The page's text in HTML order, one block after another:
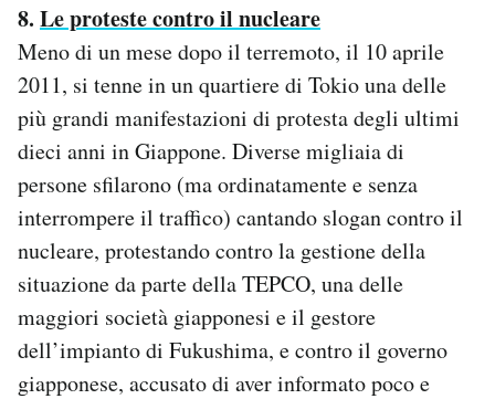
8. Le proteste contro il nucleare
Meno di un mese dopo il terremoto, il 10 aprile
2011, si tenne in un quartiere di Tokio una delle
più grandi manifestazioni di protesta degli ultimi
dieci anni in Giappone. Diverse migliaia di
persone sfilarono (ma ordinatamente e senza
interrompere il traffico) cantando slogan contro il
nucleare, protestando contro la gestione della
situazione da parte della TEPCO, una delle
maggiori società giapponesi e il gestore
dell’impianto di Fukushima, e contro il governo
giapponese, accusato di aver informato poco e